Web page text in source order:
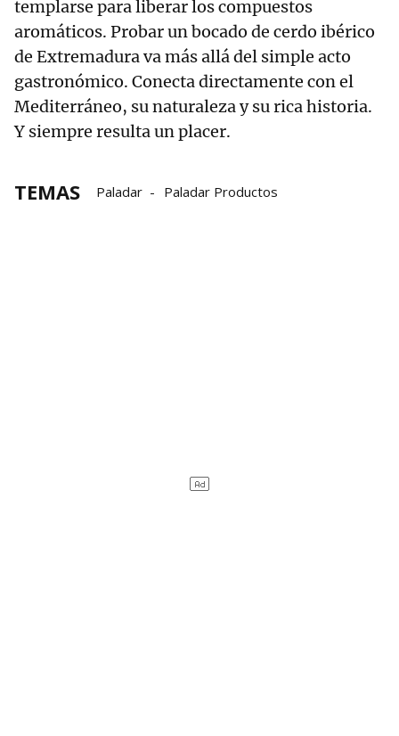
templarse para liberar los compuestos
aromáticos. Probar un bocado de cerdo ibérico
de Extremadura va más allá del simple acto
gastronómico. Conecta directamente con el
Mediterráneo, su naturaleza y su rica historia.
Y siempre resulta un placer.
TEMAS Paladar Paladar Productos